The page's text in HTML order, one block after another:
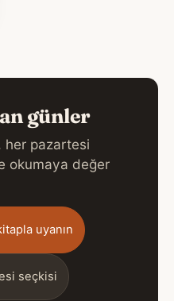
günler
her pazartesi
okumaya değer
uyanın
seçkisi